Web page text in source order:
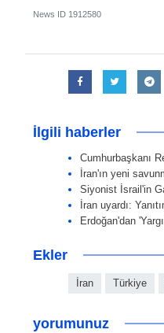
News ID 1912580
İlgili haberler
Cumhurbaşkanı
İran'ın yeni
Siyonist İsrail'in
İran uyardı:
Erdoğan'dan
Ekler
İran Türkiye
yorumunuz